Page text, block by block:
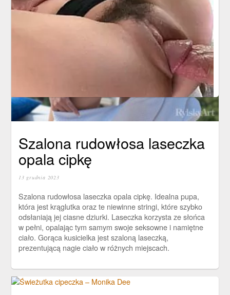
Szalona rudowłosa laseczka
opala cipkę
13 grudnia 2023
Szalona rudowłosa laseczka opala cipkę. Idealna pupa,
która jest krąglutka oraz te niewinne stringi, które szybko
odsłaniają jej ciasne dziurki. Laseczka korzysta ze słońca
w pełni, opalając tym samym swoje seksowne i namiętne
ciało. Gorąca kusicielka jest szaloną laseczką,
prezentującą nagie ciało w różnych miejscach.